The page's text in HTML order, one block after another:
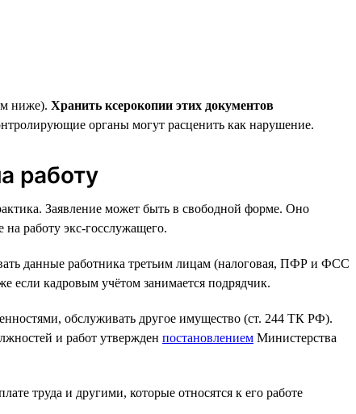
ниже). Хранить ксерокопии этих документов
органы могут расценить как нарушение.
работу
Заявление может быть в свободной форме. Оно
работу экс-госслужащего.
данные работника третьим лицам (налоговая, ПФР и ФСС
если кадровым учётом занимается подрядчик.
обслуживать другое имущество (ст. 244 ТК РФ).
и работ утвержден постановлением Министерства
труда и другими, которые относятся к его работе